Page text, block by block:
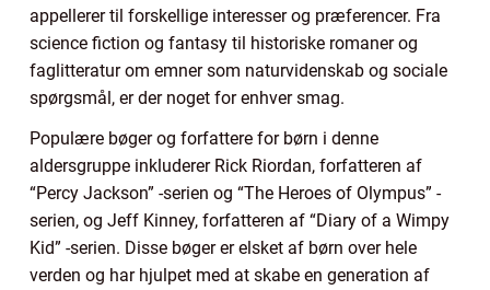
appellerer til forskellige interesser og præferencer. Fra
science fiction og fantasy til historiske romaner og
faglitteratur om emner som naturvidenskab og sociale
spørgsmål, er der noget for enhver smag.
Populære bøger og forfattere for børn i denne
aldersgruppe inkluderer Rick Riordan, forfatteren af
“Percy Jackson” -serien og “The Heroes of Olympus” -
serien, og Jeff Kinney, forfatteren af “Diary of a Wimpy
Kid” -serien. Disse bøger er elsket af børn over hele
verden og har hjulpet med at skabe en generation af